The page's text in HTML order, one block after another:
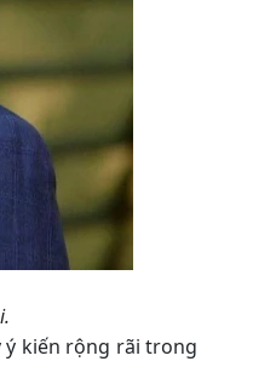
ý kiến rộng rãi trong